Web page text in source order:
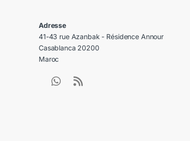
Adresse
41-43 rue Azanbak - Résidence Annour
Casablanca 20200
Maroc